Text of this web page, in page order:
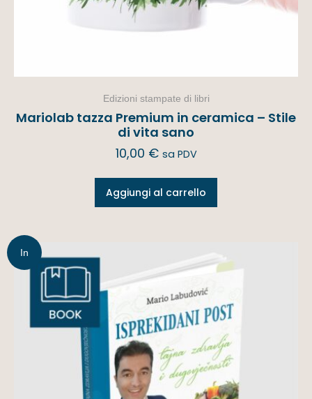
Edizioni stampate di libri
Mariolab tazza Premium in ceramica – Stile
di vita sano
10,00 € sa PDV
Aggiungi al carrello
In